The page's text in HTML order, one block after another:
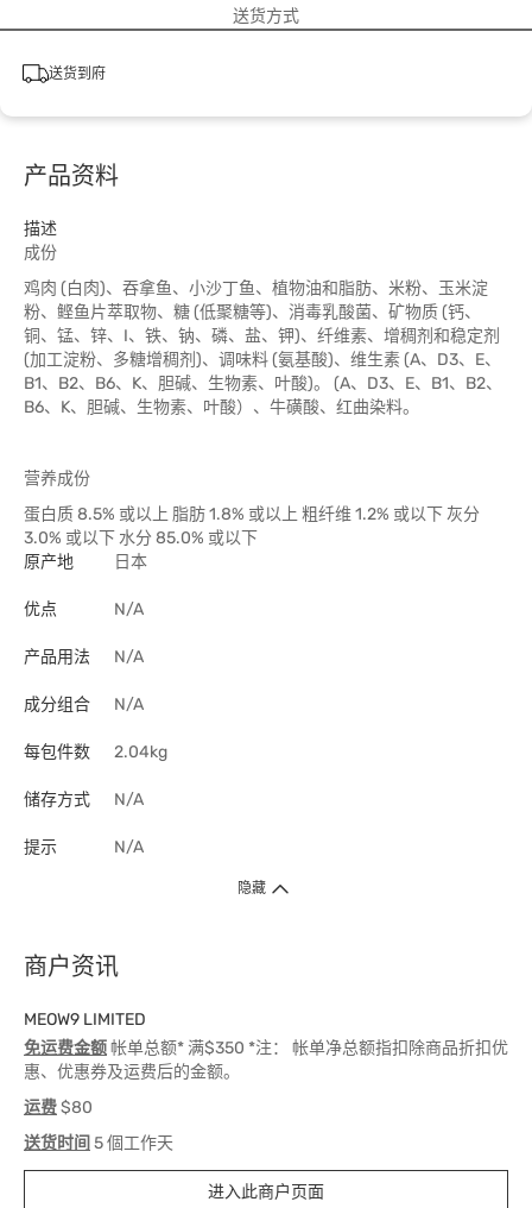
送货方式
送货到府
产品资料
描述
成份
鸡肉 (白肉)、吞拿鱼、小沙丁鱼、植物油和脂肪、米粉、玉米淀
粉、鲣鱼片萃取物、糖 (低聚糖等)、消毒乳酸菌、矿物质 (钙、
铜、锰、锌、I、铁、钠、磷、盐、钾)、纤维素、增稠剂和稳定剂
(加工淀粉、多糖增稠剂)、调味料 (氨基酸)、维生素 (A、D3、E、
B1、B2、B6、K、胆碱、生物素、叶酸)。 (A、D3、E、B1、B2、
B6、K、胆碱、生物素、叶酸）、牛磺酸、红曲染料。
营养成份
蛋白质 8.5% 或以上 脂肪 1.8% 或以上 粗纤维 1.2% 或以下 灰分
3.0% 或以下 水分 85.0% 或以下
原产地
日本
优点 N/A
产品用法 N/A
成分组合 N/A
每包件数 2.04kg
储存方式 N/A
提示 N/A
隐藏
商户资讯
MEOW9 LIMITED
免运费金额帐单总额* 满$350 *注： 帐单净总额指扣除商品折扣优
惠、优惠券及运费后的金额。
运费$80
送货时间 5 個工作天
进入此商户页面